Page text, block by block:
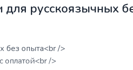
для русскоязычных
без опыта<br />
оплатой<br />